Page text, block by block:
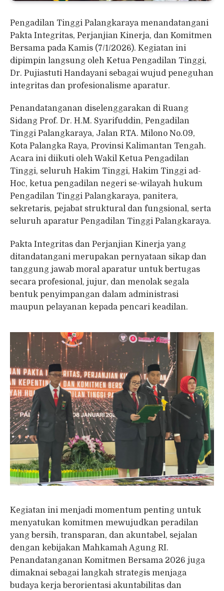
Pengadilan Tinggi Palangkaraya menandatangani
Pakta Integritas, Perjanjian Kinerja, dan Komitmen
Bersama pada Kamis (7/1/2026). Kegiatan ini
dipimpin langsung oleh Ketua Pengadilan Tinggi,
Dr. Pujiastuti Handayani sebagai wujud peneguhan
integritas dan profesionalisme aparatur.
Penandatanganan diselenggarakan di Ruang
Sidang Prof. Dr. H.M. Syarifuddin, Pengadilan
Tinggi Palangkaraya, Jalan RTA. Milono No.09,
Kota Palangka Raya, Provinsi Kalimantan Tengah.
Acara ini diikuti oleh Wakil Ketua Pengadilan
Tinggi, seluruh Hakim Tinggi, Hakim Tinggi ad-
Hoc, ketua pengadilan negeri se-wilayah hukum
Pengadilan Tinggi Palangkaraya, panitera,
sekretaris, pejabat struktural dan fungsional, serta
seluruh aparatur Pengadilan Tinggi Palangkaraya.
Pakta Integritas dan Perjanjian Kinerja yang
ditandatangani merupakan pernyataan sikap dan
tanggung jawab moral aparatur untuk bertugas
secara profesional, jujur, dan menolak segala
bentuk penyimpangan dalam administrasi
maupun pelayanan kepada pencari keadilan.
Kegiatan ini menjadi momentum penting untuk
menyatukan komitmen mewujudkan peradilan
yang bersih, transparan, dan akuntabel, sejalan
dengan kebijakan Mahkamah Agung RI.
Penandatanganan Komitmen Bersama 2026 juga
dimaknai sebagai langkah strategis menjaga
budaya kerja berorientasi akuntabilitas dan